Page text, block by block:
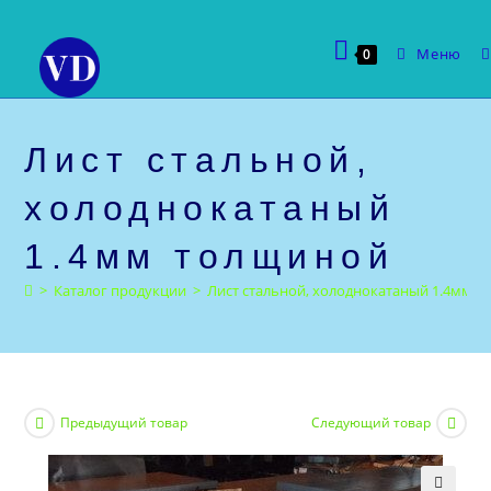
содержимому
0 Меню
Лист стальной,
холоднокатаный
1.4мм толщиной
> Каталог продукции > Лист стальной, холоднокатаный 1.4мм
Предыдущий товар Следующий товар